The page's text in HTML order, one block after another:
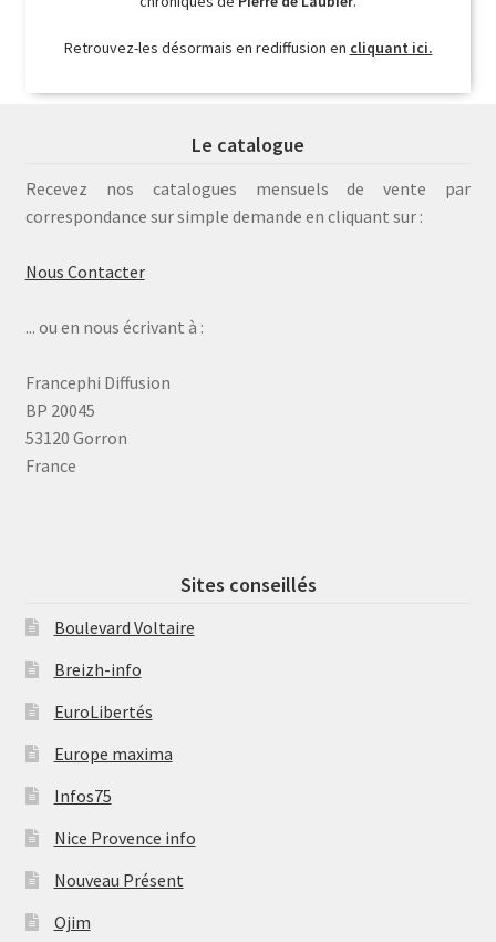
Retrouvez-les désormais en rediffusion en cliquant ici.
Le catalogue
Recevez nos catalogues mensuels de vente par
correspondance sur simple demande en cliquant sur :
Nous Contacter
... ou en nous écrivant à :
Francephi Diffusion
BP 20045
53120 Gorron
France
Sites conseillés
Boulevard Voltaire
Breizh-info
EuroLibertés
Europe maxima
Infos75
Nice Provence info
Nouveau Présent
Ojim